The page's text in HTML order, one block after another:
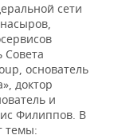
сети
Совета
основатель
доктор
и
Филиппов. В
темы: